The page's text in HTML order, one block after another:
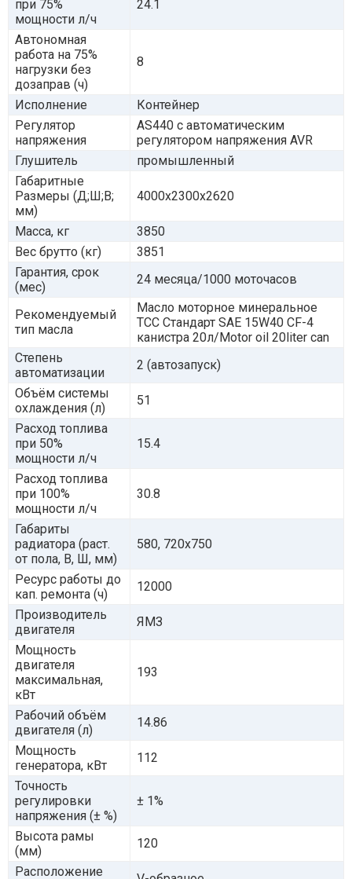
при 75%
мощности л/ч
24.1
Автономная
работа на 75%
нагрузки без
дозаправ (ч)
8
Исполнение
Контейнер
Регулятор
напряжения
AS440 с автоматическим
регулятором напряжения AVR
Глушитель
промышленный
Габаритные
Размеры (Д;Ш;В;
мм)
4000x2300x2620
Масса, кг
3850
Вес брутто (кг)
3851
Гарантия, срок
(мес)
24 месяца/1000 моточасов
Рекомендуемый
тип масла
Масло моторное минеральное
ТСС Стандарт SAE 15W40 CF-4
канистра 20л/Motor oil 20liter can
Степень
автоматизации
2 (автозапуск)
Объём системы
охлаждения (л)
51
Расход топлива
при 50%
мощности л/ч
15.4
Расход топлива
при 100%
мощности л/ч
30.8
Габариты
радиатора (раст.
от пола, В, Ш, мм)
580, 720х750
Ресурс работы до
кап. ремонта (ч)
12000
Производитель
двигателя
ЯМЗ
Мощность
двигателя
максимальная,
кВт
193
Рабочий объём
двигателя (л)
14.86
Мощность
генератора, кВт
112
Точность
регулировки
напряжения (± %)
± 1%
Высота рамы
(мм)
120
Расположение